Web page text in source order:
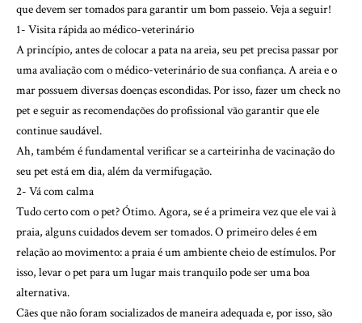
que devem ser tomados para garantir um bom passeio. Veja a seguir!
1- Visita rápida ao médico-veterinário
A princípio, antes de colocar a pata na areia, seu pet precisa passar por
uma avaliação com o médico-veterinário de sua confiança. A areia e o
mar possuem diversas doenças escondidas. Por isso, fazer um check no
pet e seguir as recomendações do profissional vão garantir que ele
continue saudável.
Ah, também é fundamental verificar se a carteirinha de vacinação do
seu pet está em dia, além da vermifugação.
2- Vá com calma
Tudo certo com o pet? Ótimo. Agora, se é a primeira vez que ele vai à
praia, alguns cuidados devem ser tomados. O primeiro deles é em
relação ao movimento: a praia é um ambiente cheio de estímulos. Por
isso, levar o pet para um lugar mais tranquilo pode ser uma boa
alternativa.
Cães que não foram socializados de maneira adequada e, por isso, são